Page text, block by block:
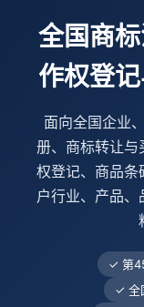
全国商
作权登
面向全国企业
册、商标转让与
权登记、商品条
户行业、产品
✓ 第
✓ 全